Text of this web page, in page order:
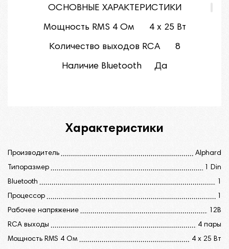
ОСНОВНЫЕ ХАРАКТЕРИСТИКИ
Мощность RMS 4 Ом 4 x 25 Вт
Количество выходов RCA 8
Наличие Bluetooth Да
WAV</p>
руле (SWC) Нет
Рабочее напряжение 10-17
Размеры (ДхШхВ) 188,0x58,0x138,0 мм
Характеристики
Производитель
Alphard
Типоразмер
1 Din
Bluetooth
Процессор
Рабочее напряжение
12В
RCA выходы
4 пары
Мощность RMS 4 Ом
4 x 25 Вт